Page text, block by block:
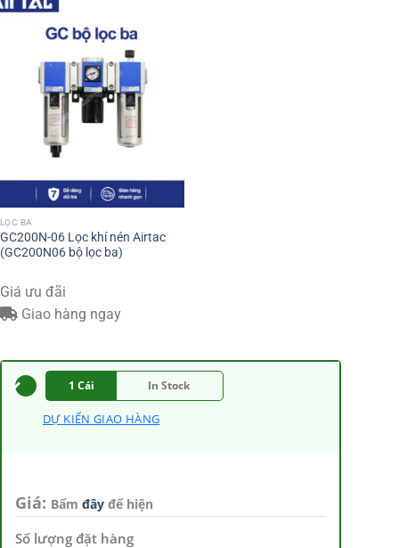
LỌC BA
GC200N-06 Lọc khí nén Airtac
(GC200N06 bộ lọc ba)
Giá ưu đãi
Giao hàng ngay
1 Cái In Stock
DỰ KIẾN GIAO HÀNG
Giá: Bấm đây để hiện
Số lượng đặt hàng